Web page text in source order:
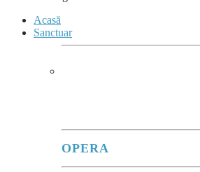
Acasă
Sanctuar
OPERA